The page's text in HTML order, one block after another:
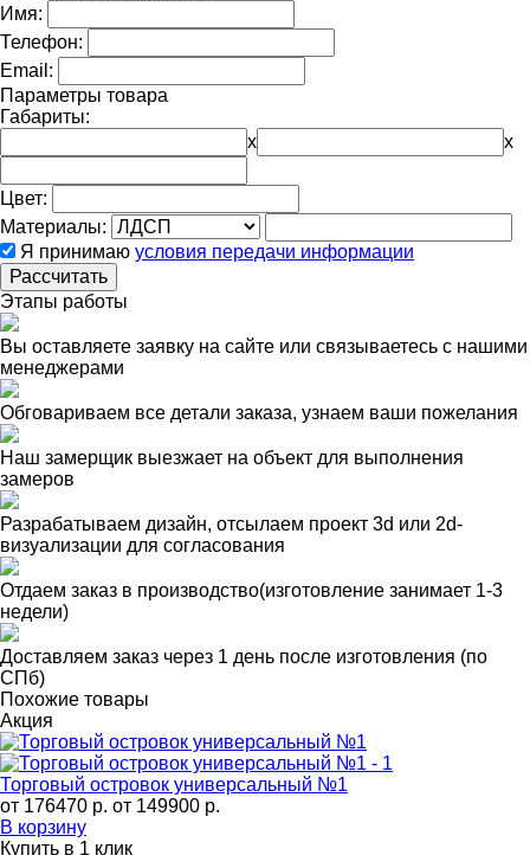
Имя:
Телефон:
Email:
Параметры товара
Габариты:
x
x
Цвет:
Материалы:
Я принимаю условия передачи информации
Рассчитать
Этапы работы
Вы оставляете заявку на сайте или связываетесь с нашими
менеджерами
Обговариваем все детали заказа, узнаем ваши пожелания
Наш замерщик выезжает на объект для выполнения
замеров
Разрабатываем дизайн, отсылаем проект 3d или 2d-
визуализации для согласования
Отдаем заказ в производство(изготовление занимает 1-3
недели)
Доставляем заказ через 1 день после изготовления (по
СПб)
Похожие товары
Акция
Торговый островок универсальный №1
от 176470 р. от 149900 р.
В корзину
Купить в 1 клик